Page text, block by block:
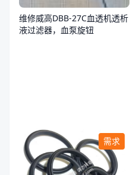
维修威高DBB-27C血透机透析
液过滤器，血泵旋钮
需求